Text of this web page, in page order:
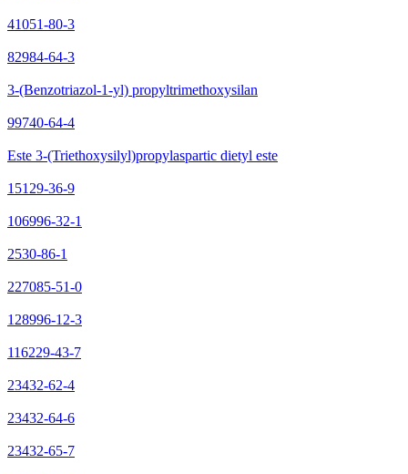
41051-80-3
82984-64-3
3-(Benzotriazol-1-yl) propyltrimethoxysilan
99740-64-4
Este 3-(Triethoxysilyl)propylaspartic dietyl este
15129-36-9
106996-32-1
2530-86-1
227085-51-0
128996-12-3
116229-43-7
23432-62-4
23432-64-6
23432-65-7